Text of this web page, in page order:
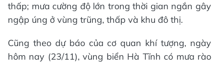
thấp; mưa cường độ lớn trong thời gian ngắn gây
ngập úng ở vùng trũng, thấp và khu đô thị.
Cũng theo dự báo của cơ quan khí tượng, ngày
hôm nay (23/11), vùng biển Hà Tĩnh có mưa rào